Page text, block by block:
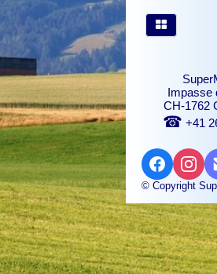
Impasse
CH-1762
☎ +41
© Copyright